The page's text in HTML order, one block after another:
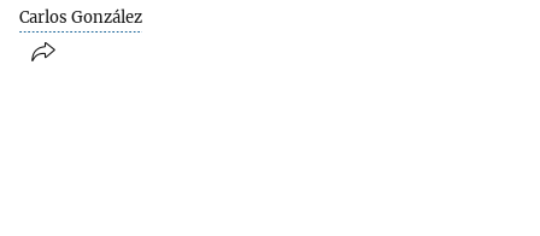
Carlos González